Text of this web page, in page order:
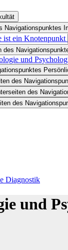
Navigationspunktes
ist ein Knotenpunkt
des
und
des
des
des
Diagnostik
und